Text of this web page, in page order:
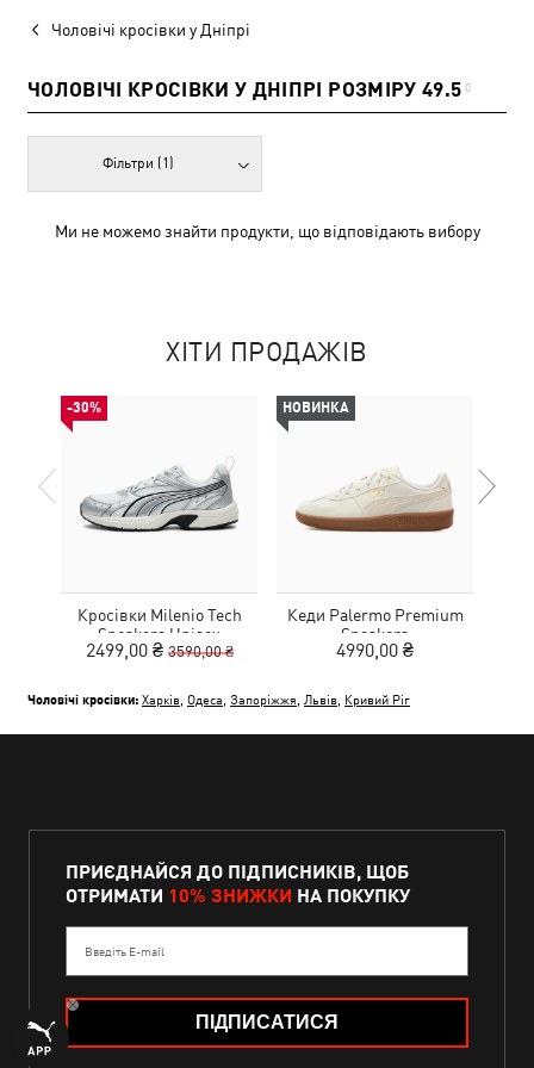
Чоловічі кросівки у Дніпрі
ЧОЛОВІЧІ КРОСІВКИ У ДНІПРІ РОЗМІРУ 49.5 0
Фільтри (1)
Ми не можемо знайти продукти, що відповідають вибору
ХІТИ ПРОДАЖІВ
-30%
Кросівки Milenio Tech
Sneakers Unisex
2499,00 ₴ 3590,00 ₴
НОВИНКА
Кеди Palermo Premium
Sneakers
4990,00 ₴
Чоловічі кросівки: Харків Одеса Запоріжжя Львів Кривий Ріг
ПРИЄДНАЙСЯ ДО ПІДПИСНИКІВ, ЩОБ
ОТРИМАТИ 10% ЗНИЖКИ НА ПОКУПКУ
Введіть E-mail
ПІДПИСАТИСЯ